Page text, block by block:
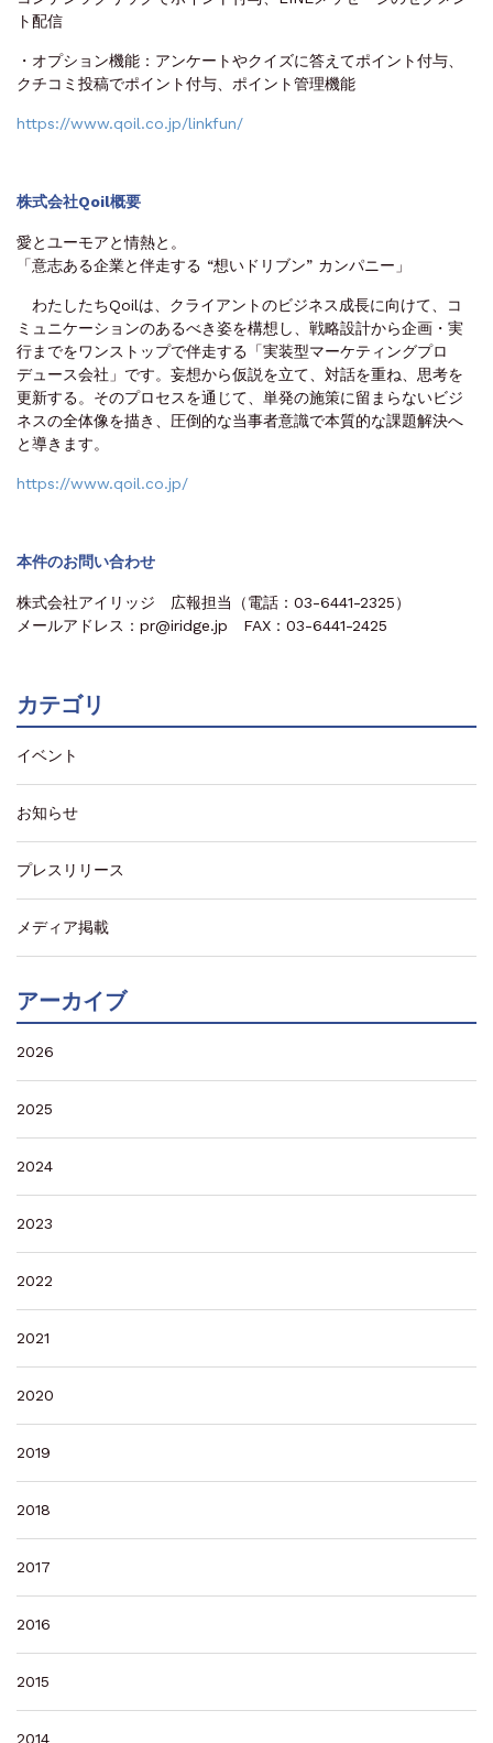
ト配信
・オプション機能：アンケートやクイズに答えてポイント付与、
クチコミ投稿でポイント付与、ポイント管理機能
https://www.qoil.co.jp/linkfun/
株式会社Qoil概要
愛とユーモアと情熱と。
「意志ある企業と伴走する “想いドリブン” カンパニー」
わたしたちQoilは、クライアントのビジネス成長に向けて、コ
ミュニケーションのあるべき姿を構想し、戦略設計から企画・実
行までをワンストップで伴走する「実装型マーケティングプロ
デュース会社」です。妄想から仮説を立て、対話を重ね、思考を
更新する。そのプロセスを通じて、単発の施策に留まらないビジ
ネスの全体像を描き、圧倒的な当事者意識で本質的な課題解決へ
と導きます。
https://www.qoil.co.jp/
本件のお問い合わせ
株式会社アイリッジ 広報担当（電話：03-6441-2325）
メールアドレス：pr@iridge.jp FAX：03-6441-2425
カテゴリ
イベント
お知らせ
プレスリリース
メディア掲載
アーカイブ
2026
2025
2024
2023
2022
2021
2020
2019
2018
2017
2016
2015
2014